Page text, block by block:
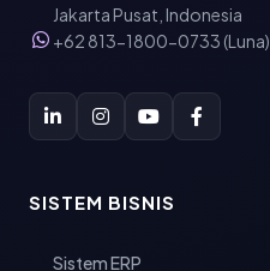
Jakarta Pusat, Indonesia
+62 813-1800-0733 (Luna)
SISTEM BISNIS
Sistem ERP